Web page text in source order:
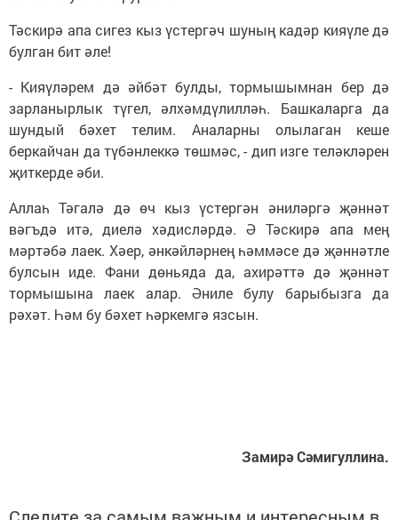
Тәскирә апа сигез кыз үстергәч шуның кадәр кияүле дә
булган бит әле!
- Кияүләрем дә әйбәт булды, тормышымнан бер дә
зарланырлык түгел, әлхәмдүлилләһ. Башкаларга да
шундый бәхет телим. Аналарны олылаган кеше
беркайчан да түбәнлеккә төшмәс, - дип изге теләкләрен
җиткерде әби.
Аллаһ Тәгалә дә өч кыз үстергән әниләргә җәннәт
вәгъдә итә, диелә хәдисләрдә. Ә Тәскирә апа мең
мәртәбә лаек. Хәер, әнкәйләрнең һәммәсе дә җәннәтле
булсын иде. Фани дөньяда да, ахирәттә дә җәннәт
тормышына лаек алар. Әниле булу барыбызга да
рәхәт. Һәм бу бәхет һәркемгә язсын.
Замирә Сәмигуллина.